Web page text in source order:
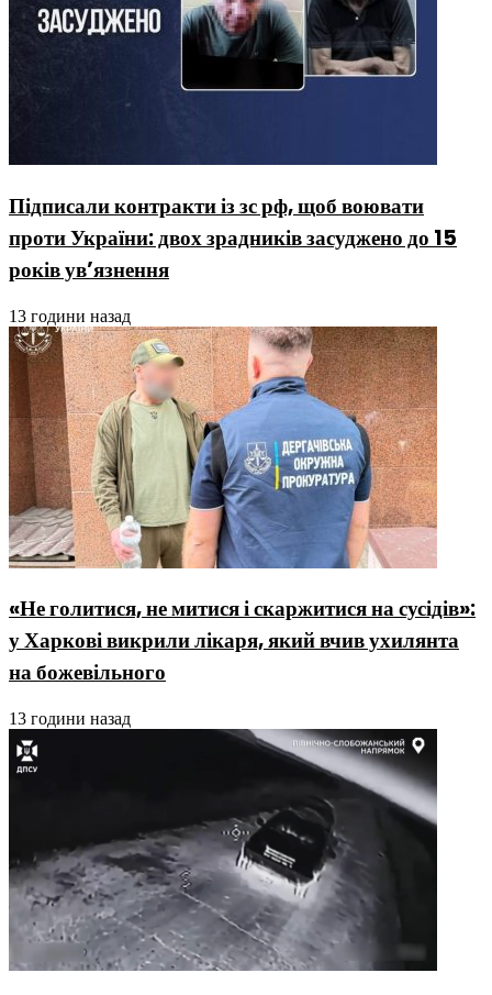
Підписали контракти із зс рф, щоб воювати
проти України: двох зрадників засуджено до 15
років ув’язнення
13 години назад
«Не голитися, не митися і скаржитися на сусідів»:
у Харкові викрили лікаря, який вчив ухилянта
на божевільного
13 години назад